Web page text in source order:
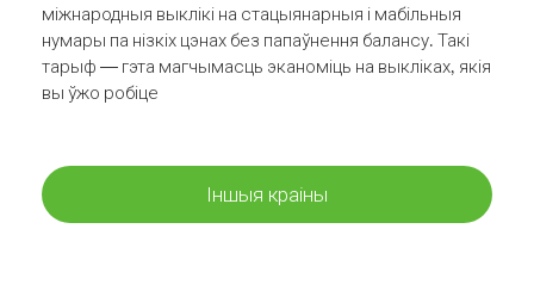
міжнародныя выклікі на стацыянарныя і мабільныя
нумары па нізкіх цэнах без папаўнення балансу. Такі
тарыф — гэта магчымасць эканоміць на выкліках, якія
вы ўжо робіце
Іншыя краіны